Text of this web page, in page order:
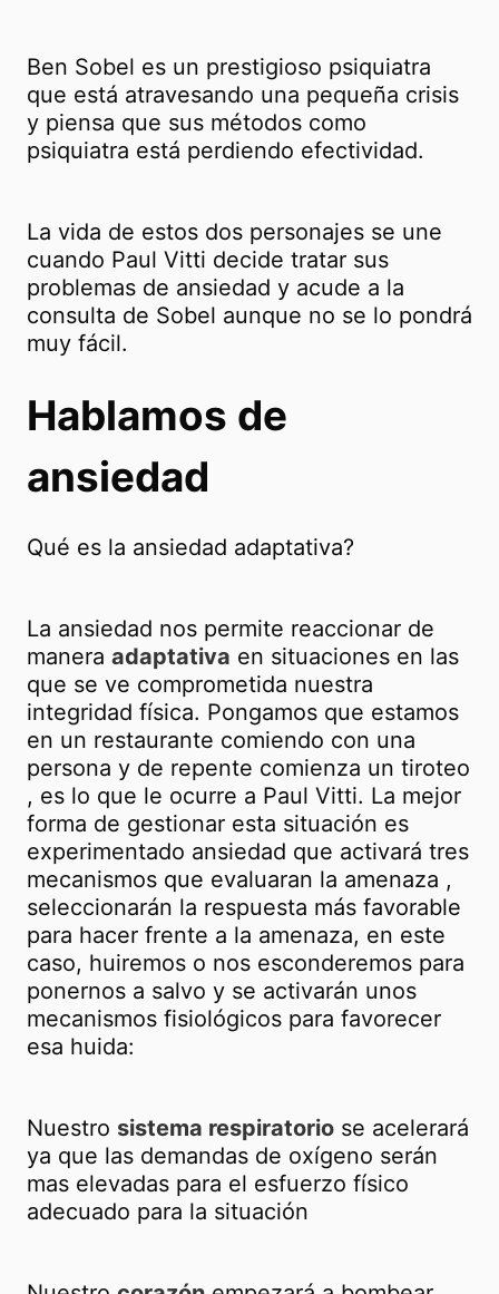
Ben Sobel es un prestigioso psiquiatra
que está atravesando una pequeña crisis
y piensa que sus métodos como
psiquiatra está perdiendo efectividad.
La vida de estos dos personajes se une
cuando Paul Vitti decide tratar sus
problemas de ansiedad y acude a la
consulta de Sobel aunque no se lo pondrá
muy fácil.
Hablamos de
ansiedad
Qué es la ansiedad adaptativa?
La ansiedad nos permite reaccionar de
manera adaptativa en situaciones en las
que se ve comprometida nuestra
integridad física. Pongamos que estamos
en un restaurante comiendo con una
persona y de repente comienza un tiroteo
, es lo que le ocurre a Paul Vitti. La mejor
forma de gestionar esta situación es
experimentado ansiedad que activará tres
mecanismos que evaluaran la amenaza ,
seleccionarán la respuesta más favorable
para hacer frente a la amenaza, en este
caso, huiremos o nos esconderemos para
ponernos a salvo y se activarán unos
mecanismos fisiológicos para favorecer
esa huida:
Nuestro sistema respiratorio se acelerará
ya que las demandas de oxígeno serán
mas elevadas para el esfuerzo físico
adecuado para la situación